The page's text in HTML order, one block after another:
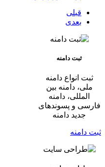
قبلی
بعدی
ثبت دامنه
ثبت انواع دامنه
ملی، دامنه بین
المللی، دامنه
فارسی و پسوندهای
جدید دامنه
ثبت دامنه